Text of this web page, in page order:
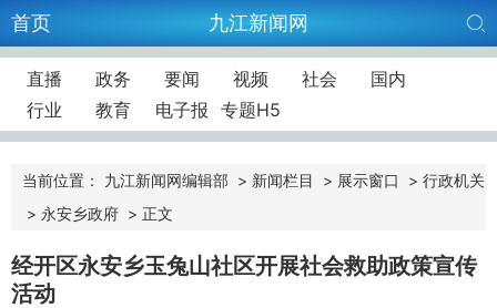
首页 九江新闻网
直播 政务 要闻 视频 社会
国内
行业
教育 电子报 专题H5
当前位置： 九江新闻网编辑部 > 新闻栏目 > 展示窗口 > 行政机关
> 永安乡政府 > 正文
经开区永安乡玉兔山社区开展社会救助政策宣传
活动